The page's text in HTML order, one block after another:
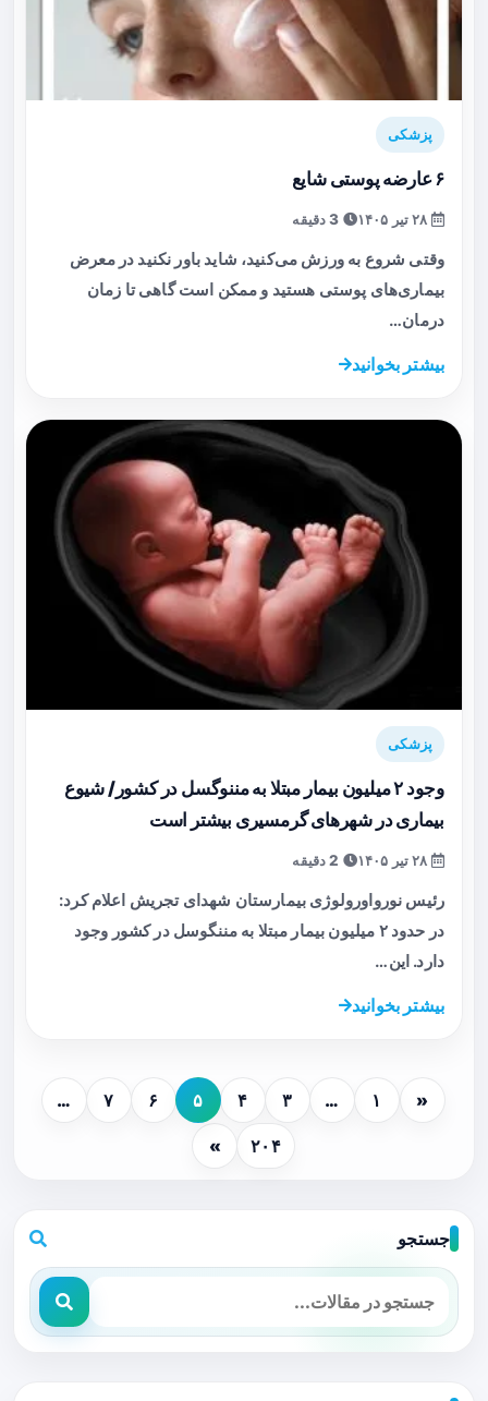
پزشکی
۶ عارضه پوستی شایع
وقتی شروع به ورزش می‌کنید، شاید باور نکنید در معرض
بیماری‌های پوستی هستید و ممکن است گاهی تا زمان
درمان…
بیشتر بخوانید
پزشکی
وجود ۲ میلیون بیمار مبتلا به مننوگسل در کشور/ شیوع
بیماری در شهرهای گرمسیری بیشتر است
رئیس نورواورولوژی بیمارستان شهدای تجریش اعلام کرد:
در حدود ۲ میلیون بیمار مبتلا به مننگوسل در کشور وجود
دارد. این…
بیشتر بخوانید
« ۱ … ۳ ۴ ۵ ۶ ۷ …
۲۰۴ »
جستجو